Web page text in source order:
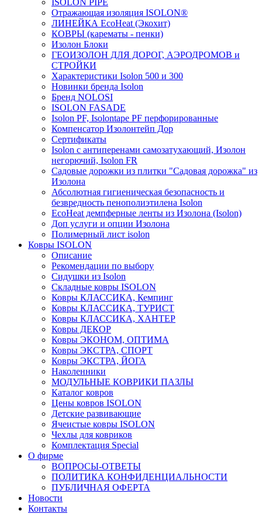
ISOLON PIPE
Отражающая изоляция ISOLON®
ЛИНЕЙКА EcoHeat (Экохит)
КОВРЫ (карематы - пенки)
Изолон Блоки
ГЕОИЗОЛОН ДЛЯ ДОРОГ, АЭРОДРОМОВ и
СТРОЙКИ
Характеристики Isolon 500 и 300
Новинки бренда Isolon
Бренд NOLOSI
ISOLON FASADE
Isolon PF, Isolontape PF перфорированные
Компенсатор Изолонтейп Дор
Сертификаты
Isolon с антиперенами самозатухающий, Изолон
негорючий, Isolon FR
Садовые дорожки из плитки "Садовая дорожка" из
Изолона
Абсолютная гигиеническая безопасность и
безвредность пенополиэтилена Isolon
EcoHeat демпферные ленты из Изолона (Isolon)
Доп услуги и опции Изолона
Полимерный лист isolon
Ковры ISOLON
Описание
Рекомендации по выбору
Сидушки из Isolon
Складные ковры ISOLON
Ковры КЛАССИКА, Кемпинг
Ковры КЛАССИКА, ТУРИСТ
Ковры КЛАССИКА, ХАНТЕР
Ковры ДЕКОР
Ковры ЭКОНОМ, ОПТИМА
Ковры ЭКСТРА, СПОРТ
Ковры ЭКСТРА, ЙОГА
Наколенники
МОДУЛЬНЫЕ КОВРИКИ ПАЗЛЫ
Каталог ковров
Цены ковров ISOLON
Детские развивающие
Ячеистые ковры ISOLON
Чехлы для ковриков
Комплектация Special
О фирме
ВОПРОСЫ-ОТВЕТЫ
ПОЛИТИКА КОНФИДЕНЦИАЛЬНОСТИ
ПУБЛИЧНАЯ ОФЕРТА
Новости
Контакты